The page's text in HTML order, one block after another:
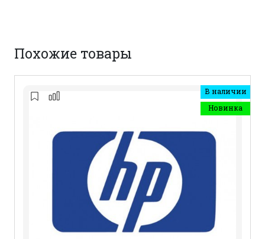
Похожие товары
В наличии
Новинка